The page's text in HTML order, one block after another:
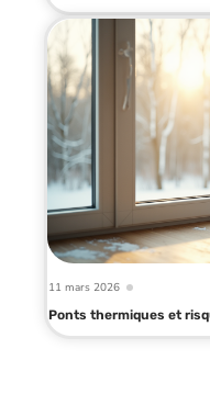
11 mars 2026
Ponts thermiques et